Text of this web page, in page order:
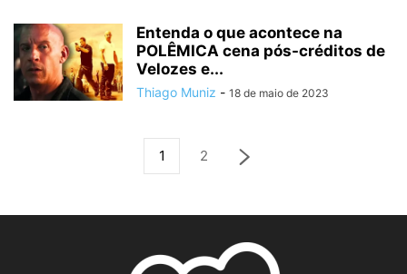
Entenda o que acontece na
POLÊMICA cena pós-créditos de
Velozes e...
Thiago Muniz - 18 de maio de 2023
1 2